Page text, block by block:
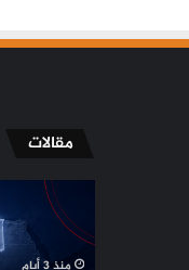
مقالات
الإسلاميون
ليبيا
أمام